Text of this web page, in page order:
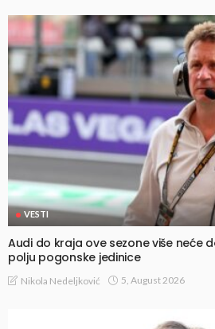
VESTI
Audi do kraja ove sezone više neće
polju pogonske jedinice
Nikola Nedeljković 5, August 2026